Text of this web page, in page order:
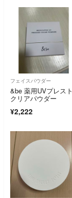
フェイスパウダー
&be 薬用UVプレスト
クリアパウダー
¥2,222